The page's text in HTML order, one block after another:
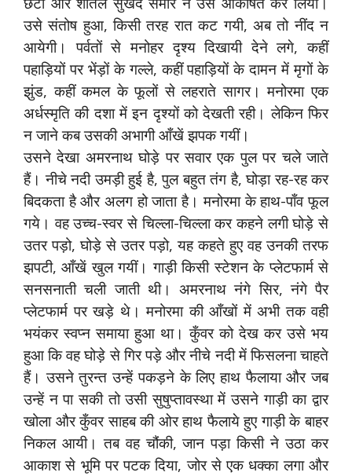
उसे संतोष हुआ, किसी तरह रात कट गयी, अब तो नींद न
आयेगी। पर्वतों से मनोहर दृश्य दिखायी देने लगे, कहीं
पहाड़ियों पर भेंड़ों के गल्ले, कहीं पहाड़ियों के दामन में मृगों के
झुंड, कहीं कमल के फूलों से लहराते सागर। मनोरमा एक
अर्धस्मृति की दशा में इन दृश्यों को देखती रही। लेकिन फिर
न जाने कब उसकी अभागी आँखें झपक गयीं।
उसने देखा अमरनाथ घोड़े पर सवार एक पुल पर चले जाते
हैं। नीचे नदी उमड़ी हुई है, पुल बहुत तंग है, घोड़ा रह-रह कर
बिदकता है और अलग हो जाता है। मनोरमा के हाथ-पाँव फूल
गये। वह उच्च-स्वर से चिल्ला-चिल्ला कर कहने लगी घोड़े से
उतर पड़ो, घोड़े से उतर पड़ो, यह कहते हुए वह उनकी तरफ
झपटी, आँखें खुल गयीं। गाड़ी किसी स्टेशन के प्लेटफार्म से
सनसनाती चली जाती थी। अमरनाथ नंगे सिर, नंगे पैर
प्लेटफार्म पर खड़े थे। मनोरमा की आँखों में अभी तक वही
भयंकर स्वप्न समाया हुआ था। कुँवर को देख कर उसे भय
हुआ कि वह घोड़े से गिर पड़े और नीचे नदी में फिसलना चाहते
हैं। उसने तुरन्त उन्हें पकड़ने के लिए हाथ फैलाया और जब
उन्हें न पा सकी तो उसी सुषुप्तावस्था में उसने गाड़ी का द्वार
खोला और कुँवर साहब की ओर हाथ फैलाये हुए गाड़ी के बाहर
निकल आयी। तब वह चौंकी, जान पड़ा किसी ने उठा कर
आकाश से भूमि पर पटक दिया, जोर से एक धक्का लगा और